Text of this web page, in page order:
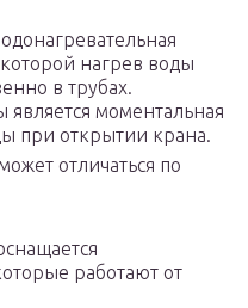
нагрев воды
в трубах.
является моментальная
при открытии крана.
отличаться по
работают от